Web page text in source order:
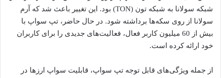
شبکه سولانا به شبکه تون (TON) بود. این تغییر باعث شد که آرم
سولانا از روی سکه‌ها برداشته شود. در حال حاضر، تپ سواپ با
بیش از 60 میلیون کاربر فعال، فعالیت‌های جدیدی را برای کاربران
خود ارائه کرده است.
از جمله ویژگی‌های قابل توجه تپ سواپ، قابلیت سواپ ارزها در